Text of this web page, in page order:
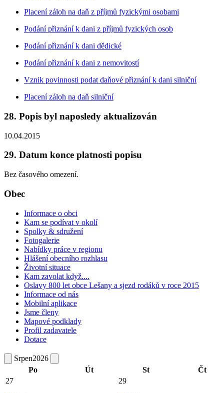
Placení záloh na daň z příjmů fyzickými osobami
Podání přiznání k dani z příjmů fyzických osob
Podání přiznání k dani dědické
Podání přiznání k dani z nemovitostí
Vznik povinnosti podat daňové přiznání k dani silniční
Placení záloh na daň silniční
28. Popis byl naposledy aktualizován
10.04.2015
29. Datum konce platnosti popisu
Bez časového omezení.
Obec
Informace o obci
Kam se podívat v okolí
Spolky & sdružení
Fotogalerie
Nabídky práce v regionu
Hlášení obecního rozhlasu
Životní situace
Kam zavolat když....
Oslavy 800 let obce Lešany a sjezd rodáků v roce 2015
Informace od nás
Mobilní aplikace
Jsme členy
Mapové podklady
Profil zadavatele
Dotace
Srpen2026
Po
Út St
Čt
27
29